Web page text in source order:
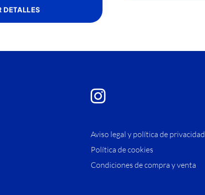
DETALLES
Aviso legal y política de privacidad
Política de cookies
Condiciones de compra y venta